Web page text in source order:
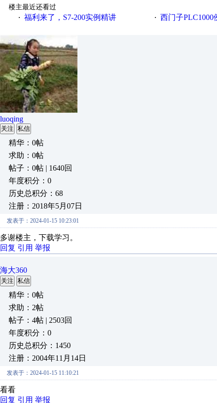
楼主最近还看过
· 福利来了，S7-200实例精讲 · 西门子PLC1000
luoqing
关注 私信
精华：0帖
求助：0帖
帖子：0帖 | 1640回
年度积分：0
历史总积分：68
注册：2018年5月07日
发表于：2024-01-15 10:23:01
多谢楼主，下载学习。
回复 引用 举报
海大360
关注 私信
精华：0帖
求助：2帖
帖子：4帖 | 2503回
年度积分：0
历史总积分：1450
注册：2004年11月14日
发表于：2024-01-15 11:10:21
看看
回复 引用 举报